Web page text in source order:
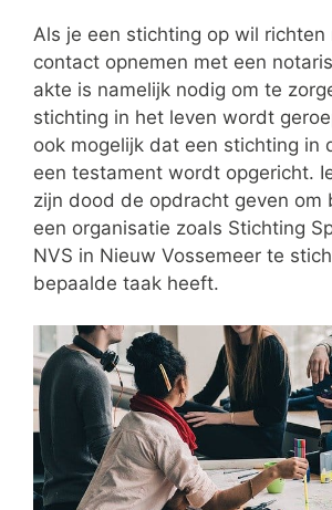
Als je een stichting op wil richten
contact opnemen met een
akte is namelijk nodig om te
stichting in het leven wordt
ook mogelijk dat een stichting in
een testament wordt opgericht.
zijn dood de opdracht geven om
een organisatie zoals Stichting
NVS in Nieuw Vossemeer te
bepaalde taak heeft.